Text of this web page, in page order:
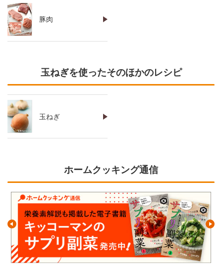
豚肉
玉ねぎを使ったそのほかのレシピ
玉ねぎ
ホームクッキング通信